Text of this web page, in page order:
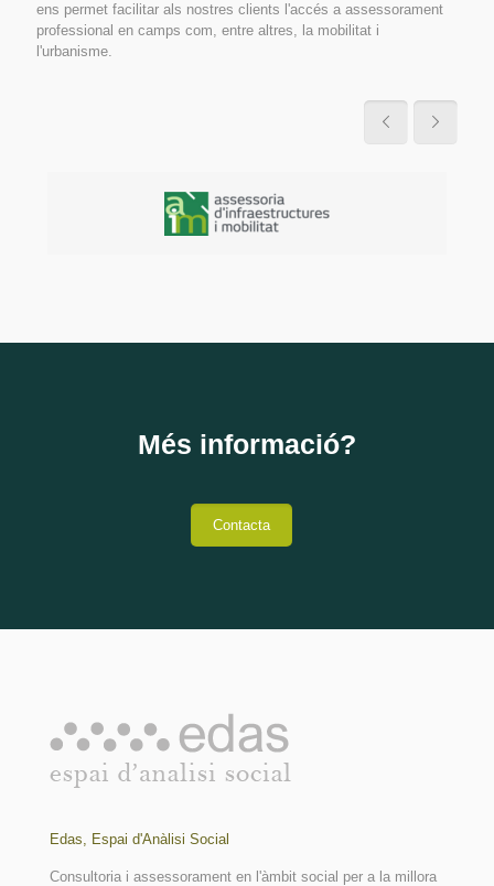
ens permet facilitar als nostres clients l'accés a assessorament
professional en camps com, entre altres, la mobilitat i
l'urbanisme.
Més informació?
Contacta
Edas, Espai d'Anàlisi Social
Consultoria i assessorament en l'àmbit social per a la millora